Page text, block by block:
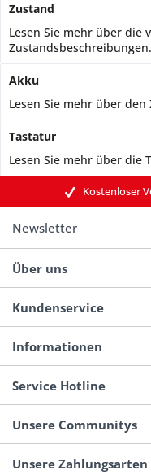
Zustand
Lesen Sie mehr über die
Akku
Lesen Sie mehr über den
Tastatur
Lesen Sie mehr über die
Kostenloser
Newsletter
Über uns
Kundenservice
Informationen
Service Hotline
Unsere Communitys
Unsere Zahlungsarten